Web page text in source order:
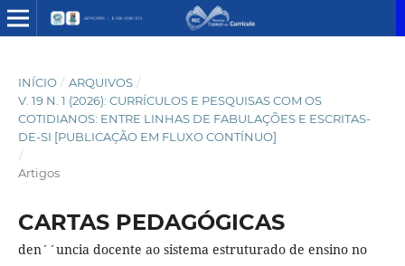
INÍCIO / ARQUIVOS /
V. 19 N. 1 (2026): CURRÍCULOS E PESQUISAS COM OS
COTIDIANOS: ENTRE LINHAS DE FABULAÇÕES E ESCRITAS-
DE-SI [PUBLICAÇÃO EM FLUXO CONTÍNUO]
/
Artigos
CARTAS PEDAGÓGICAS
den´´uncia docente ao sistema estruturado de ensino no